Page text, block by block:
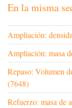
En la misma
Ampliación:
Ampliación: masa
Repaso: Volumen
(7648)
Refuerzo: masa de